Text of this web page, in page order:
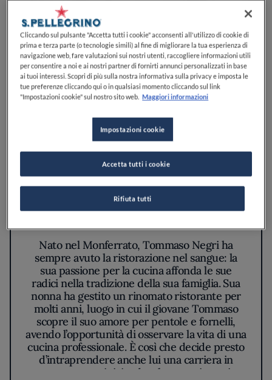
Chef SEGUI
Nato nel Monferrato, Tommaso Negri ha
sempre avuto la ristorazione nel sangue: la
sua passione per la cucina affonda le sue
radici nella tradizione della sua famiglia. Sua
nonna ha gestito un rinomato ristorante per
molti anni, luogo in cui il giovane Tommaso
scopre il suo amore per pentole e fornelli,
avendo l’opportunità di osservare la vita di una
cucina professionale. È così che decide presto
d’intraprendere anche lui una carriera in
questo settore, iniziando a lavorare in cucine
Cliccando sul pulsante "Accetta tutti i cookie" acconsenti all'utilizzo di cookie di
prima e terza parte (o tecnologie simili) al fine di migliorare la tua esperienza di
navigazione web, fare valutazioni sui nostri utenti, raccogliere informazioni utili
per consentire a noi e ai nostri partner di fornirti annunci personalizzati in base
ai tuoi interessi. Scopri di più sulla nostra informativa sulla privacy e imposta le
tue preferenze cliccando qui o in qualsiasi momento cliccando sul link
"Impostazioni cookie" sul nostro sito web. Maggiori informazioni
Impostazioni cookie
Rifiuta tutti
Accetta tutti i cookie